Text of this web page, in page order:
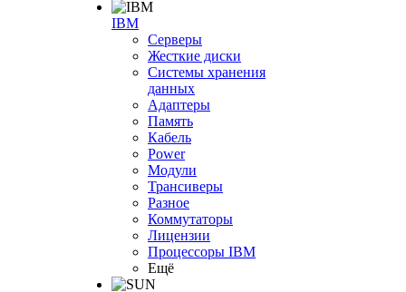
IBM
Серверы
Жесткие диски
Системы хранения
данных
Адаптеры
Память
Кабель
Power
Модули
Трансиверы
Разное
Коммутаторы
Лицензии
Процессоры IBM
Ещё